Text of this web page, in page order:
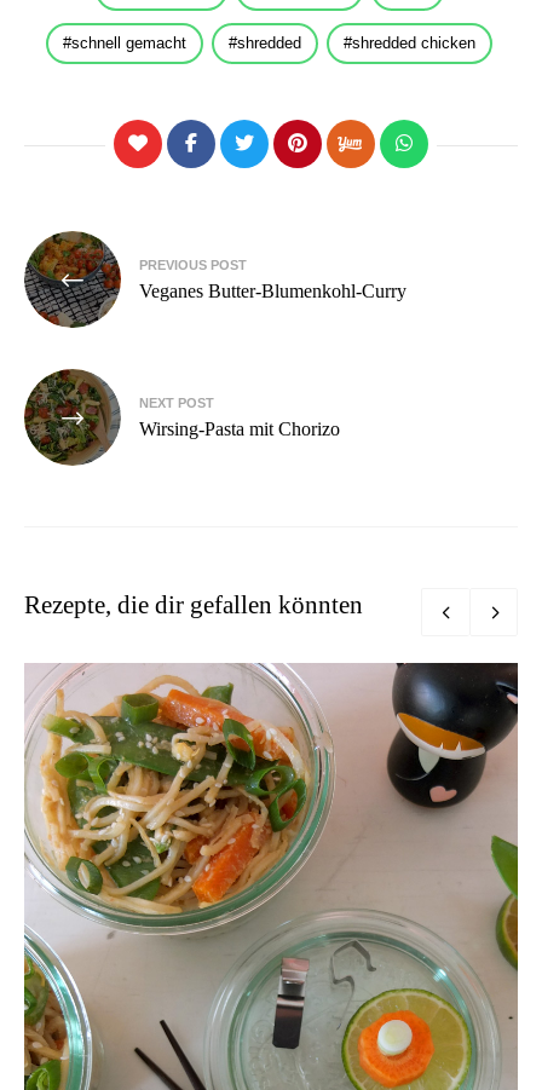
schnell gemacht shredded shredded chicken
Beitragsnavigation
PREVIOUS POST
Veganes Butter-Blumenkohl-Curry
NEXT POST
Wirsing-Pasta mit Chorizo
Rezepte, die dir gefallen könnten